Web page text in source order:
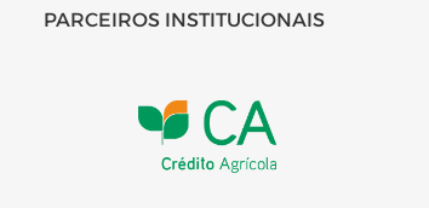
PARCEIROS INSTITUCIONAIS